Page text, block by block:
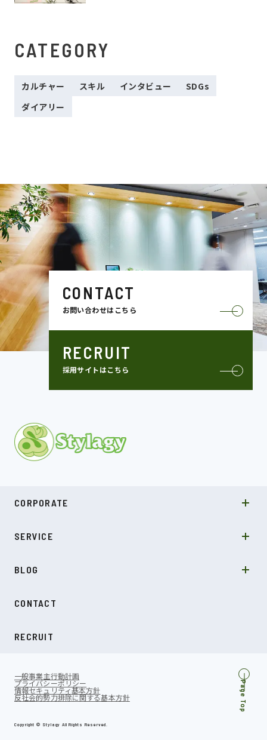
CATEGORY
カルチャー スキル インタビュー
SDGs
ダイアリー
CONTACT
お問い合わせはこちら
RECRUIT
採用サイトはこちら
CORPORATE
COMPANY
NEWS
SERVICE
受託開発
BLOG
SDGs
CONTACT
RECRUIT
Copyright © Stylagy All Rights Reserved.
一般事業主行動計画
プライバシーポリシー
情報セキュリティ基本方針
反社会的勢力排除に関する基本方針 Page Top